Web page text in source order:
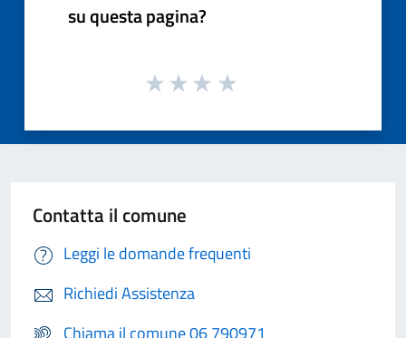
su questa pagina?
Contatta il comune
Leggi le domande frequenti
Richiedi Assistenza